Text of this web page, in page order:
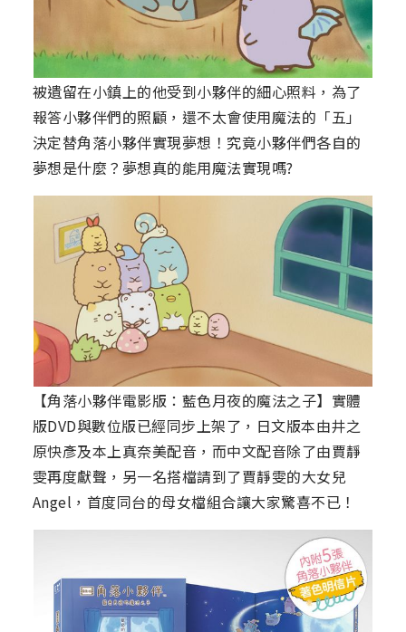
被遺留在小鎮上的他受到小夥伴的細心照料，為了
報答小夥伴們的照顧，還不太會使用魔法的「五」
決定替角落小夥伴實現夢想！究竟小夥伴們各自的
夢想是什麼？夢想真的能用魔法實現嗎?
【角落小夥伴電影版：藍色月夜的魔法之子】實體
版DVD與數位版已經同步上架了，日文版本由井之
原快彥及本上真奈美配音，而中文配音除了由賈靜
雯再度獻聲，另一名搭檔請到了賈靜雯的大女兒
Angel，首度同台的母女檔組合讓大家驚喜不已！